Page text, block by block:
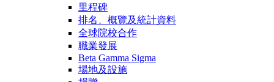
里程碑
排名、概覽及統計資料
全球院校合作
職業發展
Beta Gamma Sigma
場地及設施